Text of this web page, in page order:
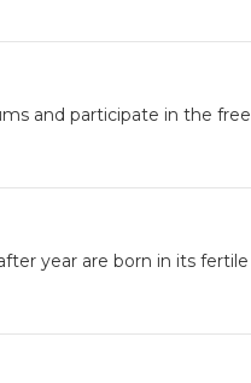
and participate in the free
year are born in its fertile